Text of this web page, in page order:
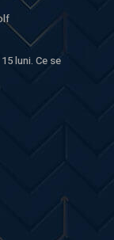
luni. Ce se